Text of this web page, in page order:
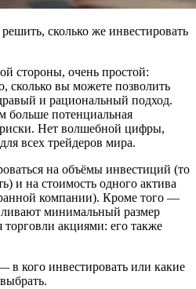
сколько же инвестировать
стороны, очень простой:
сколько вы можете позволить
и рациональный подход.
больше потенциальная
Нет волшебной цифры,
всех трейдеров мира.
на объёмы инвестиций (то
и на стоимость одного актива
компании). Кроме того —
минимальный размер
торговли акциями: его также
в кого инвестировать или какие